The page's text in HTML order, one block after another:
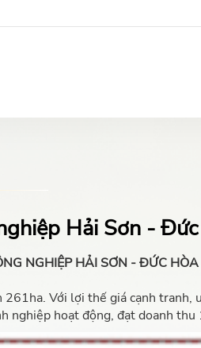
Hải Sơn -
NGHIỆP HẢI SƠN - ĐỨC
Với lợi thế giá cạnh
nghiệp hoạt động, đạt doanh